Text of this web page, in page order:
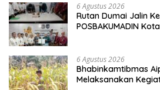
6 Agustus 2026
Rutan Dumai Jalin
POSBAKUMADIN
6 Agustus 2026
Bhabinkamtibmas
Melaksanakan